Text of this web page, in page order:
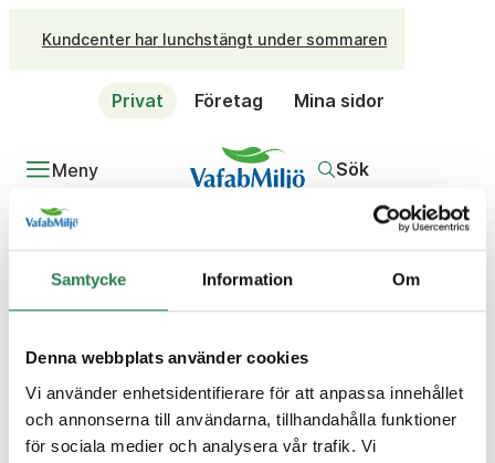
Samtycke Information Om
Denna webbplats använder cookies
Vi använder enhetsidentifierare för att anpassa innehållet
och annonserna till användarna, tillhandahålla funktioner
för sociala medier och analysera vår trafik. Vi
Kundcenter har lunchstängt under sommaren
Privat Företag Mina sidor
Meny Sök
Sidan du söker
verkar inte finnas.
Sök på privatsidorna...